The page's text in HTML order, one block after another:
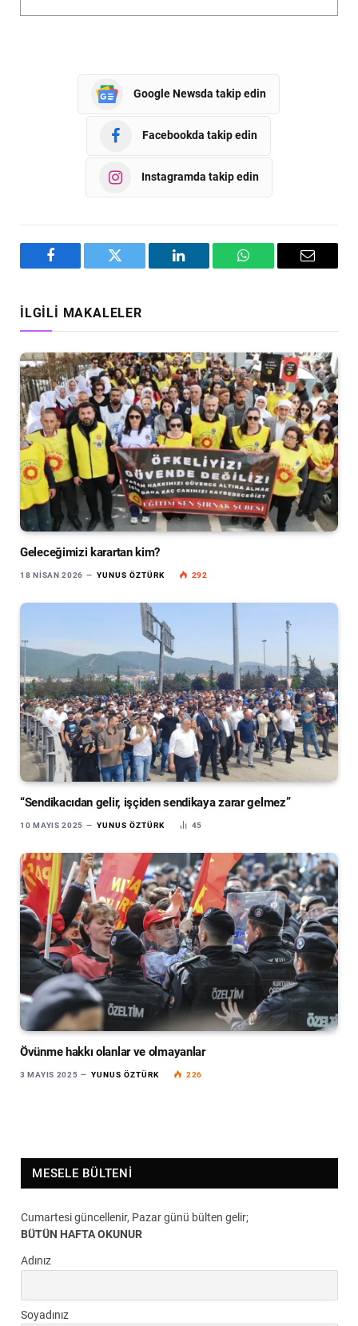
Google Newsda takip edin
Facebookda takip edin
Instagramda takip edin
Facebook Twitter LinkedIn WhatsAppEmail
İLGILI MAKALELER
Geleceğimizi karartan kim?
18 NISAN 2026 YUNUS ÖZTÜRK 292
“Sendikacıdan gelir, işçiden sendikaya zarar gelmez”
10 MAYIS 2025 YUNUS ÖZTÜRK 45
Övünme hakkı olanlar ve olmayanlar
3 MAYIS 2025 YUNUS ÖZTÜRK 226
MESELE BÜLTENI
Cumartesi güncellenir, Pazar günü bülten gelir;
BÜTÜN HAFTA OKUNUR
Adınız
Soyadınız